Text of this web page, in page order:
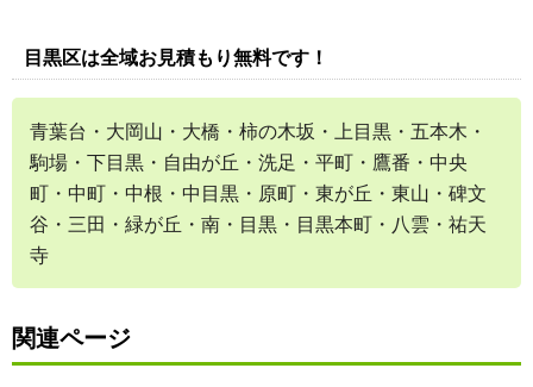
目黒区は全域お見積もり無料です！
青葉台・大岡山・大橋・柿の木坂・上目黒・五本木・
駒場・下目黒・自由が丘・洗足・平町・鷹番・中央
町・中町・中根・中目黒・原町・東が丘・東山・碑文
谷・三田・緑が丘・南・目黒・目黒本町・八雲・祐天
寺
関連ページ